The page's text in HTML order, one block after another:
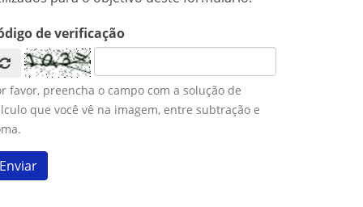
de verificação
favor, preencha o campo com a solução de
que você vê na imagem, entre subtração e